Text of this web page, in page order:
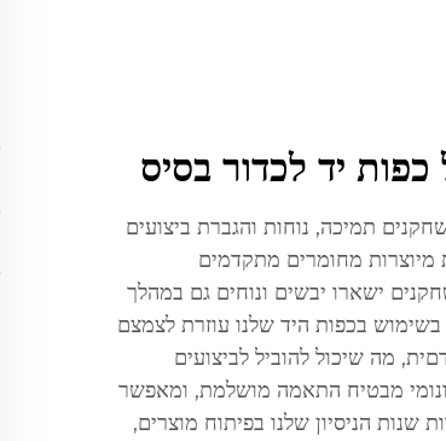
יד לכדור בסיס
תמיכה, נוחות והגברת ביצועים
מיוצרות מחומרים מתקדמים
ישארו יבשים ונוחים גם במהלך
בשימוש בכפות היד שלנו עוזרת לצמצם
מה שיכול להוביל לביצועים
מבטיח התאמה מושלמת, ומאפשר
הניסיון שלנו בפיתוח מוצרים,